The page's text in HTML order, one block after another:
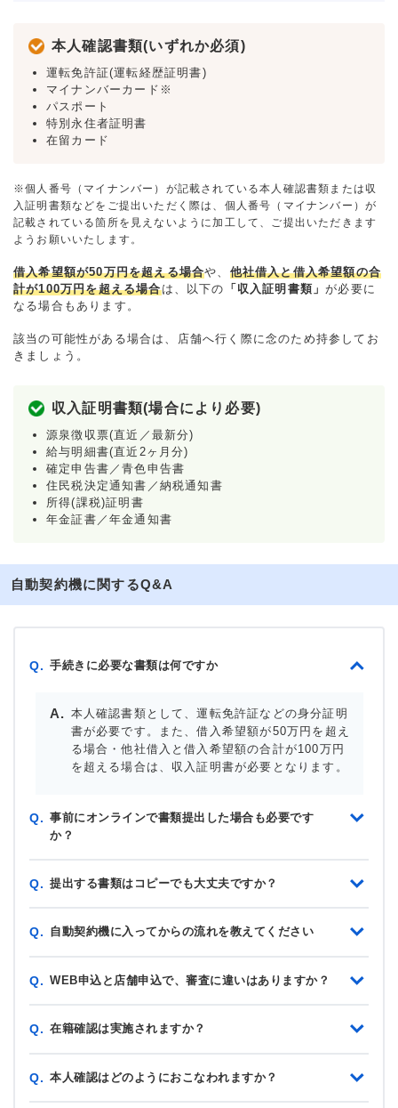
本人確認書類(いずれか必須)
運転免許証(運転経歴証明書)
マイナンバーカード※
パスポート
特別永住者証明書
在留カード
※個人番号（マイナンバー）が記載されている本人確認書類または収
入証明書類などをご提出いただく際は、個人番号（マイナンバー）が
記載されている箇所を見えないように加工して、ご提出いただきます
ようお願いいたします。
借入希望額が50万円を超える場合や、 他社借入と借入希望額の合
計が100万円を超える場合は、以下の 「収入証明書類」が必要に
なる場合もあります。
該当の可能性がある場合は、店舗へ行く際に念のため持参してお
きましょう。
収入証明書類(場合により必要)
源泉徴収票(直近／最新分)
給与明細書(直近2ヶ月分)
確定申告書／青色申告書
住民税決定通知書／納税通知書
所得(課税)証明書
年金証書／年金通知書
自動契約機に関するQ&A
Q. 手続きに必要な書類は何ですか
本人確認書類として、運転免許証などの身分証明
書が必要です。また、借入希望額が50万円を超え
る場合・他社借入と借入希望額の合計が100万円
を超える場合は、収入証明書が必要となります。
Q. 事前にオンラインで書類提出した場合も必要です
か？
Q. 提出する書類はコピーでも大丈夫ですか？
Q. 自動契約機に入ってからの流れを教えてください
Q. WEB申込と店舗申込で、審査に違いはありますか？
Q. 在籍確認は実施されますか？
Q. 本人確認はどのようにおこなわれますか？